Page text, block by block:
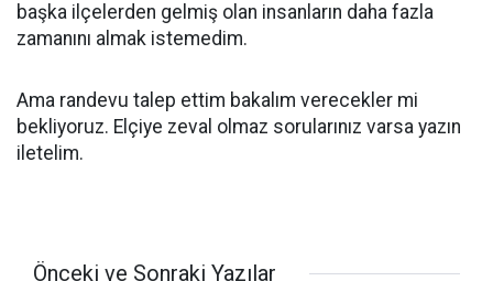
başka ilçelerden gelmiş olan insanların daha fazla
zamanını almak istemedim.
Ama randevu talep ettim bakalım verecekler mi
bekliyoruz. Elçiye zeval olmaz sorularınız varsa yazın
iletelim.
Önceki ve Sonraki Yazılar